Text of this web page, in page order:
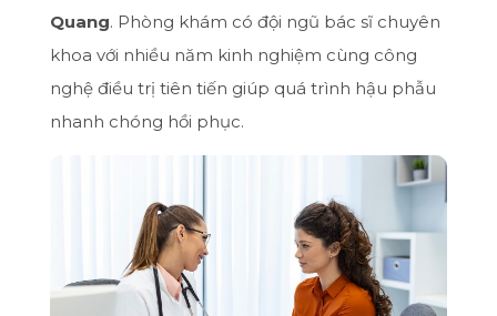
Quang. Phòng khám có đội ngũ bác sĩ chuyên
khoa với nhiều năm kinh nghiệm cùng công
nghệ điều trị tiên tiến giúp quá trình hậu phẫu
nhanh chóng hồi phục.